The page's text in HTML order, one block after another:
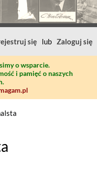
się lub Zaloguj się
o wsparcie.
i pamięć o naszych